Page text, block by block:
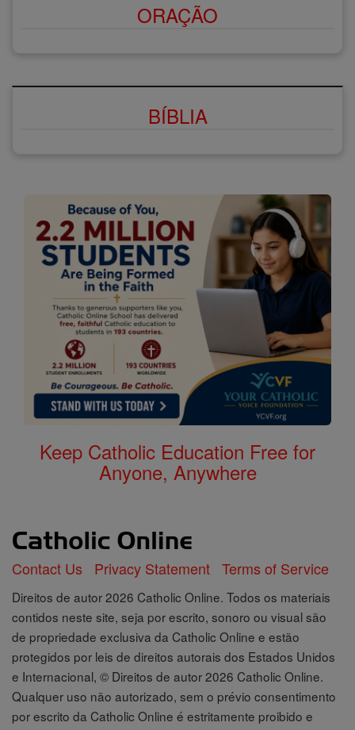
ORAÇÃO
BÍBLIA
Keep Catholic Education Free for
Anyone, Anywhere
Contact Us Privacy Statement Terms of Service
Direitos de autor 2026 Catholic Online. Todos os materiais
contidos neste site, seja por escrito, sonoro ou visual são
de propriedade exclusiva da Catholic Online e estão
protegidos por leis de direitos autorais dos Estados Unidos
e Internacional, © Direitos de autor 2026 Catholic Online.
Qualquer uso não autorizado, sem o prévio consentimento
por escrito da Catholic Online é estritamente proibido e